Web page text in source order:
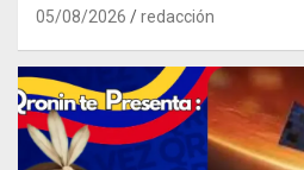
05/08/2026 redacción